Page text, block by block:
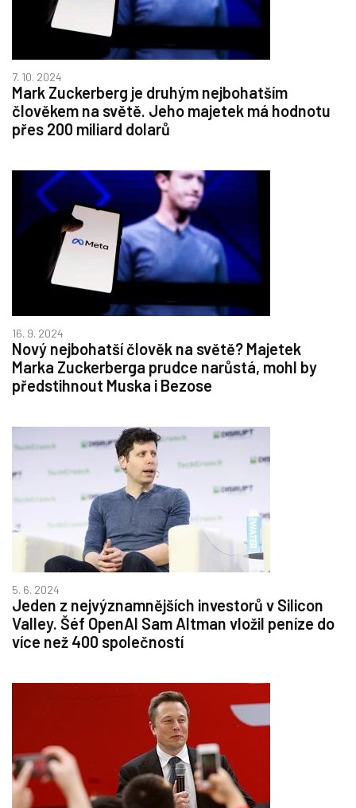
7. 10. 2024
Mark Zuckerberg je druhým nejbohatším
člověkem na světě. Jeho majetek má hodnotu
přes 200 miliard dolarů
16. 9. 2024
Nový nejbohatší člověk na světě? Majetek
Marka Zuckerberga prudce narůstá, mohl by
předstihnout Muska i Bezose
5. 6. 2024
Jeden z nejvýznamnějších investorů v Silicon
Valley. Šéf OpenAI Sam Altman vložil peníze do
více než 400 společností